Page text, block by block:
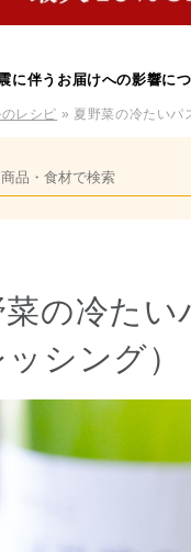
に伴うお届けへの影響に
レシピ » 夏野菜の冷たいパ
菜の冷たい
ッシング）